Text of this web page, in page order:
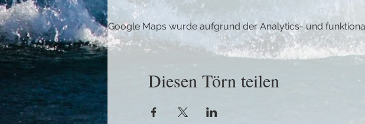
Google Maps wurde aufgrund der Analytics- und
Diesen Törn teilen